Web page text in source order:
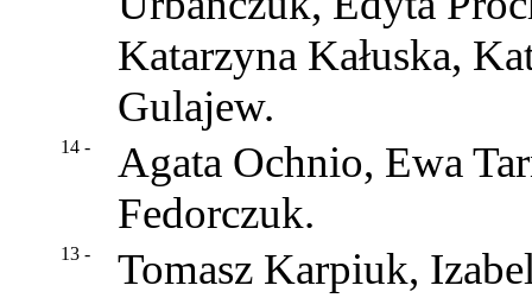
Katarzyna Kałuska,
Gulajew.
14 -
Agata Ochnio, Ewa
Fedorczuk.
13 - Tomasz Karpiuk,